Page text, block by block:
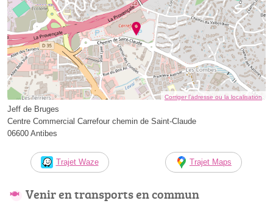
Corriger l’adresse ou la localisation
Jeff de Bruges
Centre Commercial Carrefour chemin de Saint-Claude
06600 Antibes
Trajet Waze Trajet Maps
Venir en transports en commun